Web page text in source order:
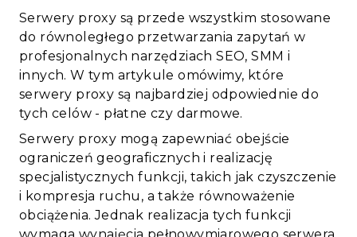
Serwery proxy są przede wszystkim stosowane
do równoległego przetwarzania zapytań w
profesjonalnych narzędziach SEO, SMM i
innych. W tym artykule omówimy, które
serwery proxy są najbardziej odpowiednie do
tych celów - płatne czy darmowe.
Serwery proxy mogą zapewniać obejście
ograniczeń geograficznych i realizację
specjalistycznych funkcji, takich jak czyszczenie
i kompresja ruchu, a także równoważenie
obciążenia. Jednak realizacja tych funkcji